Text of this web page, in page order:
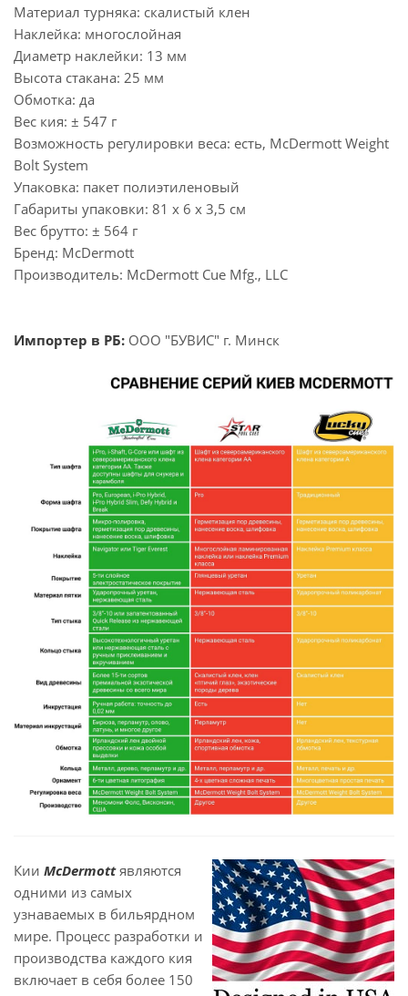
Материал турняка: скалистый клен
Наклейка: многослойная
Диаметр наклейки: 13 мм
Высота стакана: 25 мм
Обмотка: да
Вес кия: ± 547 г
Возможность регулировки веса: есть, McDermott Weight
Bolt System
Упаковка: пакет полиэтиленовый
Габариты упаковки: 81 х 6 х 3,5 см
Вес брутто: ± 564 г
Бренд: McDermott
Производитель: McDermott Cue Mfg., LLC
Импортер в РБ: ООО "БУВИС" г. Минск
Кии McDermottявляются
одними из самых
узнаваемых в бильярдном
мире. Процесс разработки и
производства каждого кия
включает в себя более 150